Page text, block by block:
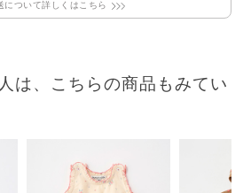
について詳しくはこちら
は、こちらの商品もみてい